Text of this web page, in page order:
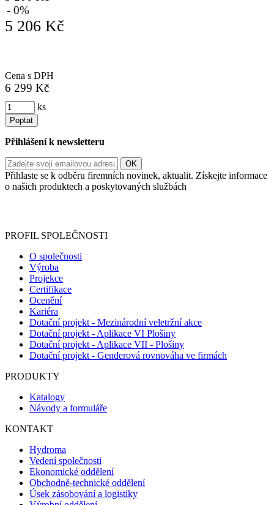
- 0%
5 206 Kč
Cena s DPH
6 299 Kč
ks
Poptat
Přihlášení k newsletteru
Přihlaste se k odběru firemních novinek, aktualit. Získejte informace
o našich produktech a poskytovaných službách
PROFIL SPOLEČNOSTI
O společnosti
Výroba
Projekce
Certifikace
Ocenění
Kariéra
Dotační projekt - Mezinárodní veletržní akce
Dotační projekt - Aplikace VI Plošiny
Dotační projekt - Aplikace VII - Plošiny
Dotační projekt - Genderová rovnováha ve firmách
PRODUKTY
Katalogy
Návody a formuláře
KONTAKT
Hydroma
Vedení společnosti
Ekonomické oddělení
Obchodně-technické oddělení
Úsek zásobování a logistiky